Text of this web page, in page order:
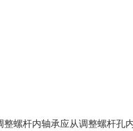
螺杆内轴承应从调整螺杆孔